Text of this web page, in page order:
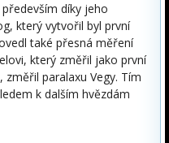
díky jeho
který vytvořil byl první
také přesná měření
který změřil jako první
změřil paralaxu Vegy. Tím
k dalším hvězdám